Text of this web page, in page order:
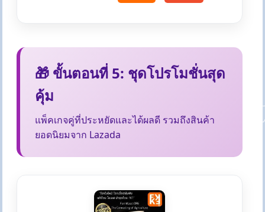
🎁 ขั้นตอนที่ 5: ชุดโปรโมชั่นสุด
คุ้ม
แพ็คเกจคู่ที่ประหยัดและได้ผลดี รวมถึงสินค้า
ยอดนิยมจาก Lazada